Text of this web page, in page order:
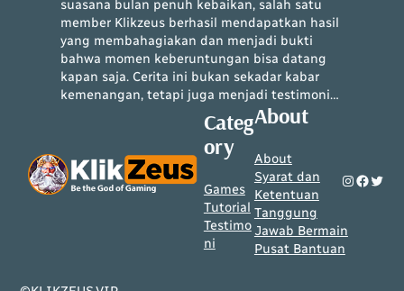
suasana bulan penuh kebaikan, salah satu
member Klikzeus berhasil mendapatkan hasil
yang membahagiakan dan menjadi bukti
bahwa momen keberuntungan bisa datang
kapan saja. Cerita ini bukan sekadar kabar
kemenangan, tetapi juga menjadi testimoni…
Categ
ory
Games
Tutorial
Testimo
ni
About
About
Syarat dan
Ketentuan
Tanggung
Jawab Bermain
Pusat Bantuan
Instagram Facebook Twitter